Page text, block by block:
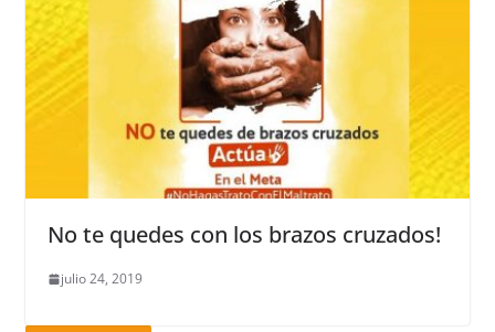
No te quedes con los brazos cruzados!
julio 24, 2019